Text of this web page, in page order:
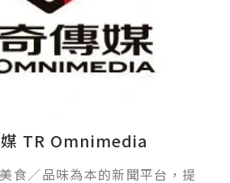
TR Omnimedia
食／品味為本的新聞平台，提